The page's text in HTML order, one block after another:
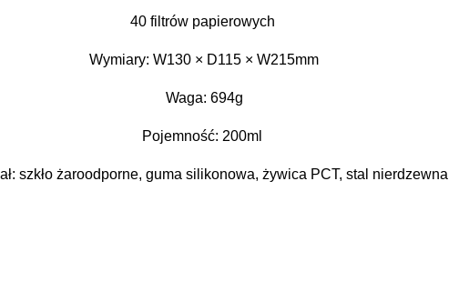
40 filtrów papierowych
Wymiary: W130 × D115 × W215mm
Waga: 694g
Pojemność: 200ml
szkło żaroodporne, guma silikonowa, żywica PCT, stal nierdzewna